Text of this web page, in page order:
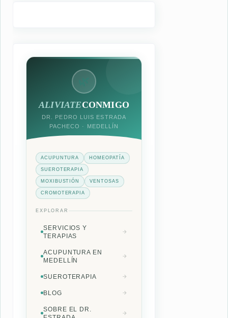
ALIVIATECONMIGO
DR. PEDRO LUIS ESTRADA
PACHECO · MEDELLÍN
ACUPUNTURA HOMEOPATÍA
SUEROTERAPIA
MOXIBUSTIÓN VENTOSAS
CROMOTERAPIA
EXPLORAR
SERVICIOS Y
TERAPIAS
ACUPUNTURA EN
MEDELLÍN
SUEROTERAPIA
BLOG
SOBRE EL DR.